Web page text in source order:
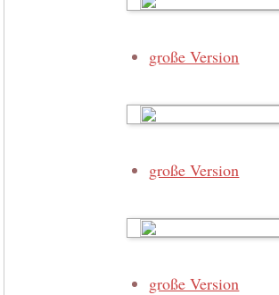
große Version
große Version
große Version